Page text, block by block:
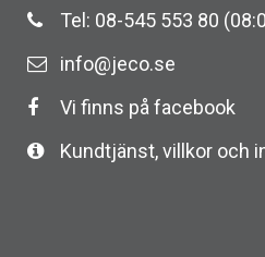
Tel: 08-545 553 80
info@jeco.se
Vi finns på facebook
Kundtjänst, villkor och